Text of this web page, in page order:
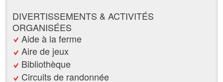
DIVERTISSEMENTS & ACTIVITÉS
ORGANISÉES
Aide à la ferme
Aire de jeux
Bibliothèque
Circuits de randonnée